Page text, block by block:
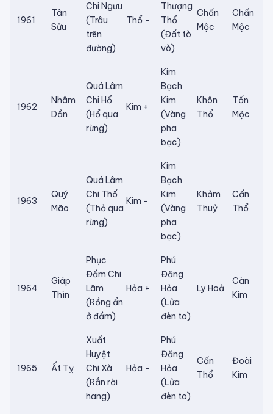
1961
Tân
Sửu
Chi Ngưu
(Trâu
trên
đường)
Thổ -
Thượng
Thổ
(Đất tò
vò)
Chấn
Mộc
Chấn
Mộc
1962
Nhâm
Dần
Quá Lâm
Chi Hổ
(Hổ qua
rừng)
Kim +
Kim
Bạch
Kim
(Vàng
pha
bạc)
Khôn
Thổ
Tốn
Mộc
1963
Quý
Mão
Quá Lâm
Chi Thố
(Thỏ qua
rừng)
Kim -
Kim
Bạch
Kim
(Vàng
pha
bạc)
Khảm
Thuỷ
Cấn
Thổ
1964
Giáp
Thìn
Phục
Đầm Chi
Lâm
(Rồng ẩn
ở đầm)
Hỏa +
Phú
Đăng
Hỏa
(Lửa
đèn to)
Ly Hoả
Càn
Kim
1965 Ất Tỵ
Xuất
Huyệt
Chi Xà
(Rắn rời
hang)
Hỏa -
Phú
Đăng
Hỏa
(Lửa
đèn to)
Cấn
Thổ
Đoài
Kim